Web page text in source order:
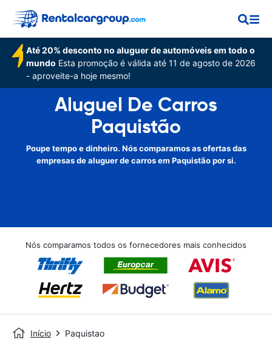
Até 20% desconto no aluguer de automóveis em todo o
mundo Esta promoção é válida até 11 de agosto de 2026
- aproveite-a hoje mesmo!
Aluguel De Carros
Paquistão
Poupe tempo e dinheiro. Nós comparamos as ofertas das
empresas de aluguer de carros em Paquistão por si.
Nós comparamos todos os fornecedores mais conhecidos
Início Paquistao